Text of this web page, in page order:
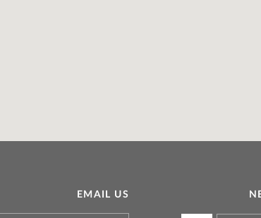
EMAIL US